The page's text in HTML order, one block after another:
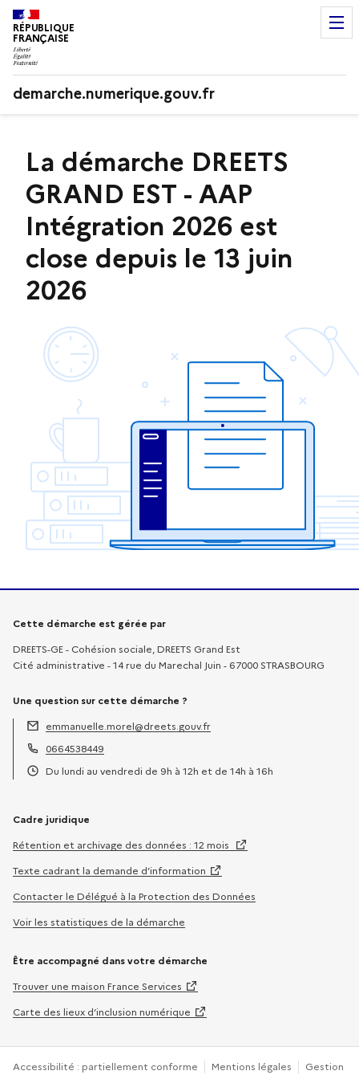
RÉPUBLIQUE
FRANÇAISE
demarche.numerique.gouv.fr
La démarche DREETS
GRAND EST - AAP
Intégration 2026 est
close depuis le 13 juin
2026
Informations sur la démarche
Cette démarche est gérée par
DREETS-GE - Cohésion sociale, DREETS Grand Est
Cité administrative - 14 rue du Marechal Juin - 67000 STRASBOURG
Une question sur cette démarche ?
Adresse électronique :
emmanuelle.morel@dreets.gouv.fr
Téléphone :
0664538449
Du lundi au vendredi de 9h à 12h et de 14h à 16h
Cadre juridique
Rétention et archivage des données : 12 mois
Texte cadrant la demande d’information
Contacter le Délégué à la Protection des Données
Voir les statistiques de la démarche
Être accompagné dans votre démarche
Trouver une maison France Services
Carte des lieux d’inclusion numérique
Accessibilité : partiellement conforme Mentions légales Gestion